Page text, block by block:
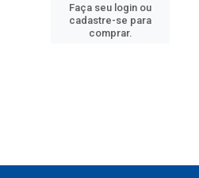
Faça seu login ou
cadastre-se para
comprar.